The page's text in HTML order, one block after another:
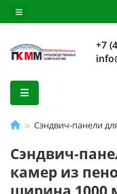
+7
Сэндвич-панели
Сэндвич-
камер из